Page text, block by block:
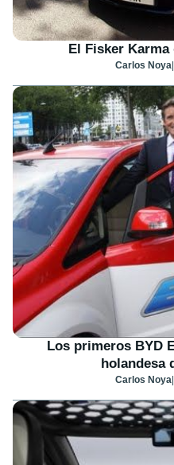
El Fisker Karma
Carlos Noya
Los primeros BYD
holandesa
Carlos Noya